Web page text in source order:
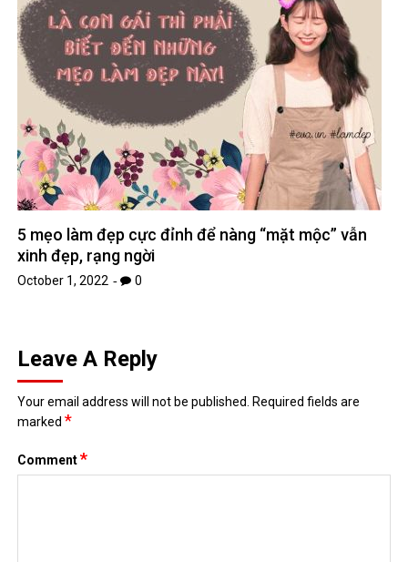
5 mẹo làm đẹp cực đỉnh để nàng “mặt mộc” vẫn
xinh đẹp, rạng ngời
October 1, 2022 0
Leave A Reply
Your email address will not be published. Required fields are
marked*
Comment*